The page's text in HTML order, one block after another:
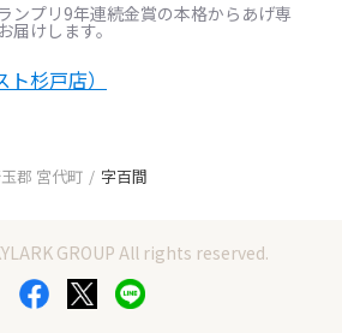
ンプリ9年連続金賞の本格からあげ専
届けします。
ト杉戸店）
郡 宮代町 字百間
GROUP All rights reserved.